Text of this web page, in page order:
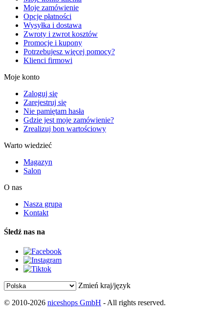
Moje zamówienie
Opcje płatności
Wysyłka i dostawa
Zwroty i zwrot kosztów
Promocje i kupony
Potrzebujesz więcej pomocy?
Klienci firmowi
Moje konto
Zaloguj się
Zarejestruj się
Nie pamiętam hasła
Gdzie jest moje zamówienie?
Zrealizuj bon wartościowy
Warto wiedzieć
Magazyn
Salon
O nas
Nasza grupa
Kontakt
Śledź nas na
Zmień kraj/język
© 2010-2026 niceshops GmbH - All rights reserved.